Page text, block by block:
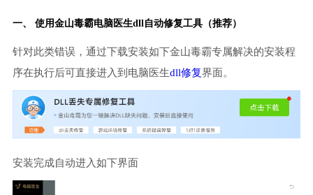
一、 使用金山毒霸电脑医生dll自动修复工具（推荐）
针对此类错误，通过下载安装如下金山毒霸专属解决的安装程
序在执行后可直接进入到电脑医生dll修复界面。
安装完成自动进入如下界面